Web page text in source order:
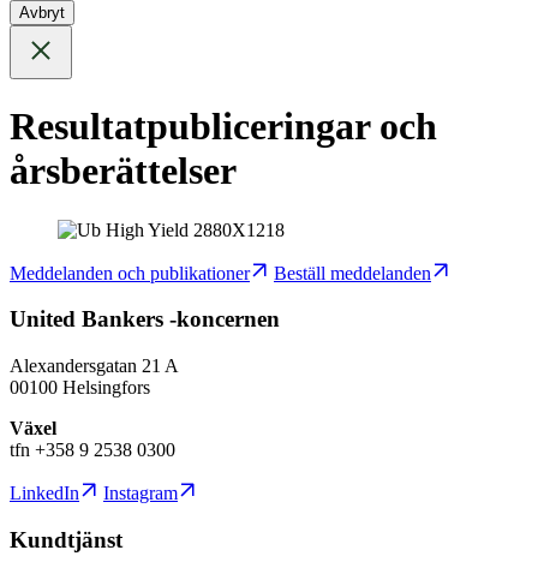
Avbryt
Resultatpubliceringar och
årsberättelser
Meddelanden och publikationer Beställ meddelanden
United Bankers -koncernen
Alexandersgatan 21 A
00100 Helsingfors
Växel
tfn +358 9 2538 0300
LinkedIn Instagram
Kundtjänst